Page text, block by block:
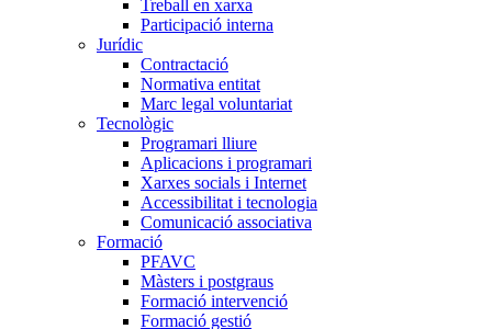
Treball en xarxa
Participació interna
Jurídic
Contractació
Normativa entitat
Marc legal voluntariat
Tecnològic
Programari lliure
Aplicacions i programari
Xarxes socials i Internet
Accessibilitat i tecnologia
Comunicació associativa
Formació
PFAVC
Màsters i postgraus
Formació intervenció
Formació gestió